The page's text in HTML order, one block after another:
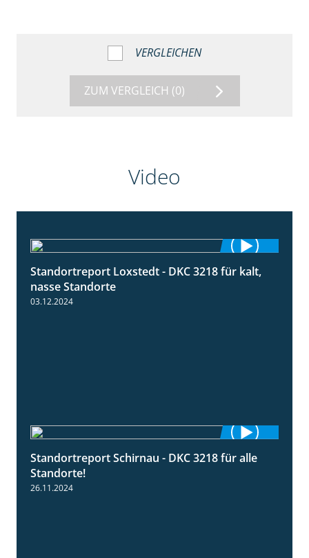
VERGLEICHEN
ZUM VERGLEICH (0)
Video
0:53
Standortreport Loxstedt - DKC 3218 für kalt,
nasse Standorte
03.12.2024
2:02
Standortreport Schirnau - DKC 3218 für alle
Standorte!
26.11.2024